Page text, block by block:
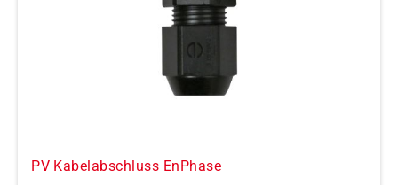
PV Kabelabschluss EnPhase